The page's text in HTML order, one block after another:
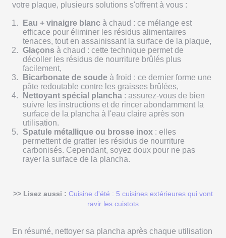
votre plaque, plusieurs solutions s'offrent à vous :
Eau + vinaigre blanc à chaud : ce mélange est
efficace pour éliminer les résidus alimentaires
tenaces, tout en assainissant la surface de la plaque,
Glaçons à chaud : cette technique permet de
décoller les résidus de nourriture brûlés plus
facilement,
Bicarbonate de soude à froid : ce dernier forme une
pâte redoutable contre les graisses brûlées,
Nettoyant spécial plancha : assurez-vous de bien
suivre les instructions et de rincer abondamment la
surface de la plancha à l'eau claire après son
utilisation.
Spatule métallique ou brosse inox : elles
permettent de gratter les résidus de nourriture
carbonisés. Cependant, soyez doux pour ne pas
rayer la surface de la plancha.
>> Lisez aussi : Cuisine d'été : 5 cuisines extérieures qui vont
ravir les cuistots
En résumé, nettoyer sa plancha après chaque utilisation